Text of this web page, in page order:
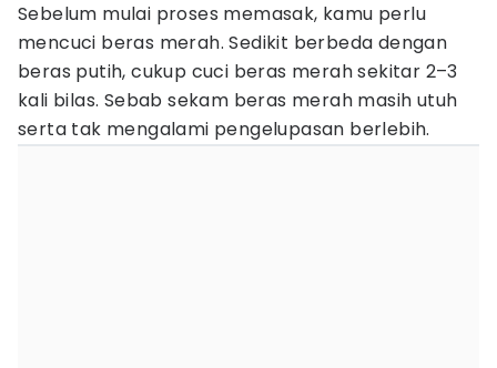
Sebelum mulai proses memasak, kamu perlu
mencuci beras merah. Sedikit berbeda dengan
beras putih, cukup cuci beras merah sekitar 2–3
kali bilas. Sebab sekam beras merah masih utuh
serta tak mengalami pengelupasan berlebih.